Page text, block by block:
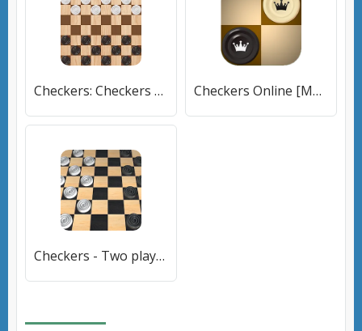
Checkers: Checkers Online- Dam [МОД Unlocked] APK Android Checkers Online [МОД Меню] APK Android
Checkers - Two player [МОД Все открыто] APK Android